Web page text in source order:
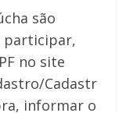
são
participar,
no site
Cadastr
informar o